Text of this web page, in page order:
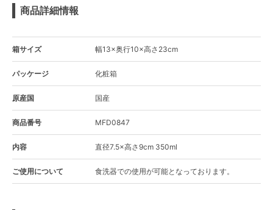
商品詳細情報
箱サイズ 幅13×奥行10×高さ23cm
パッケージ 化粧箱
原産国 国産
商品番号 MFD0847
内容 直径7.5×高さ9cm 350ml
ご使用について 食洗器での使用が可能となっております。